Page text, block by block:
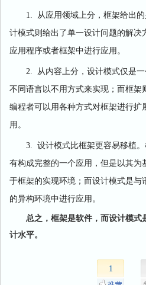
1. 从应用领域上分，框架给出的
计模式则给出了单一设计问题的解决
应用程序或者框架中进行应用。
2. 从内容上分，设计模式仅是一
不同语言以不用方式来实现；而框架
编程者可以用各种方式对框架进行扩
用。
3. 设计模式比框架更容易移植。
有构成完整的一个应用，但是以其为
于框架的实现环境；而设计模式是与
的异构环境中进行应用。
总之，框架是软件，而设计模式
计水平。
1